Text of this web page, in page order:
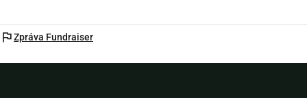
flagZpráva Fundraiser